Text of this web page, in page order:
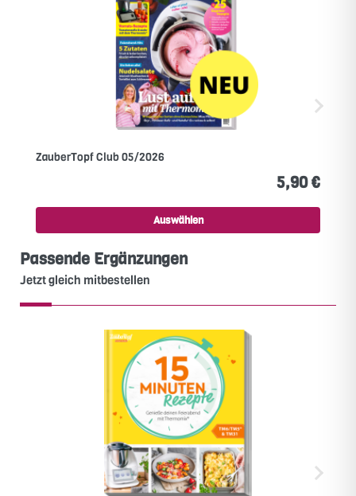
ZauberTopf Club 05/2026
5,90 €
Auswählen
Passende Ergänzungen
Jetzt gleich mitbestellen